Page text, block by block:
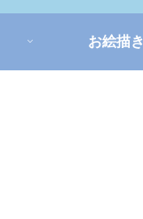
お絵描き